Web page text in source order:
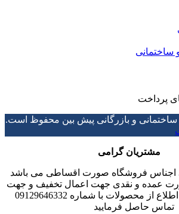
ساختمانی
ساختمانی و بازرگانی پیش بین محفوظ است.
مشتریان گرامی
اجناس فروشگاه صورت اقساطی می باشد
عمده و نقدی جهت اعمال تخفیف و جهت
استعلام موجودی و اطلاع از محصولات با شماره 09129646332
تماس حاصل فرمایید